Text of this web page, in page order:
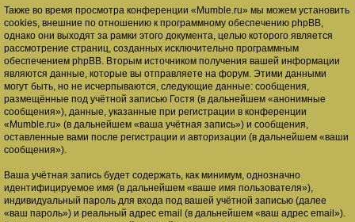
Также во время просмотра конференции «Mumble.ru» мы можем установить
cookies, внешние по отношению к программному обеспечению phpBB,
однако они выходят за рамки этого документа, целью которого является
рассмотрение страниц, созданных исключительно программным
обеспечением phpBB. Вторым источником получения вашей информации
являются данные, которые вы отправляете на форум. Этими данными
могут быть, но не исчерпываются, следующие данные: сообщения,
размещённые под учётной записью Гостя (в дальнейшем «анонимные
сообщения»), данные, указанные при регистрации в конференции
«Mumble.ru» (в дальнейшем «ваша учётная запись») и сообщения,
оставленные вами после регистрации и авторизации (в дальнейшем «ваши
сообщения»).
Ваша учётная запись будет содержать, как минимум, однозначно
идентифицируемое имя (в дальнейшем «ваше имя пользователя»),
индивидуальный пароль для входа под вашей учётной записью (далее
«ваш пароль») и реальный адрес email (в дальнейшем «ваш адрес email»).